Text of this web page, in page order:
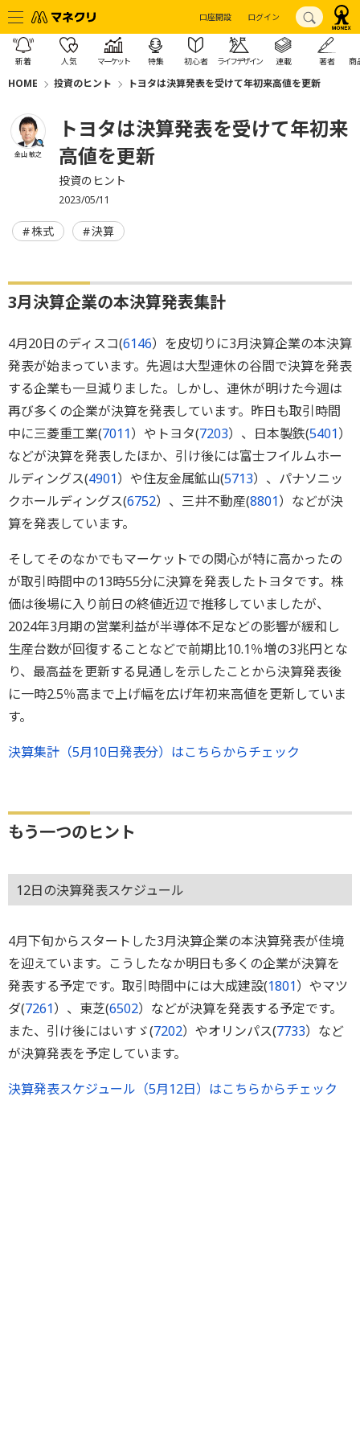
口座開設 ログイン
新着 人気 マーケット 特集 初心者 ライフデザイン 連載 著者 商
HOME 投資のヒント トヨタは決算発表を受けて年初来高値を更新
金山 敏之
トヨタは決算発表を受けて年初来
高値を更新
投資のヒント
2023/05/11
株式 決算
3月決算企業の本決算発表集計
4月20日のディスコ(6146）を皮切りに3月決算企業の本決算
発表が始まっています。先週は大型連休の谷間で決算を発表
する企業も一旦減りました。しかし、連休が明けた今週は
再び多くの企業が決算を発表しています。昨日も取引時間
中に三菱重工業(7011）やトヨタ(7203）、日本製鉄(5401）
などが決算を発表したほか、引け後には富士フイルムホー
ルディングス(4901）や住友金属鉱山(5713）、パナソニッ
クホールディングス(6752）、三井不動産(8801）などが決
算を発表しています。
そしてそのなかでもマーケットでの関心が特に高かったの
が取引時間中の13時55分に決算を発表したトヨタです。株
価は後場に入り前日の終値近辺で推移していましたが、
2024年3月期の営業利益が半導体不足などの影響が緩和し
生産台数が回復することなどで前期比10.1％増の3兆円とな
り、最高益を更新する見通しを示したことから決算発表後
に一時2.5％高まで上げ幅を広げ年初来高値を更新していま
す。
決算集計（5月10日発表分）はこちらからチェック
もう一つのヒント
12日の決算発表スケジュール
4月下旬からスタートした3月決算企業の本決算発表が佳境
を迎えています。こうしたなか明日も多くの企業が決算を
発表する予定です。取引時間中には大成建設(1801）やマツ
ダ(7261）、東芝(6502）などが決算を発表する予定です。
また、引け後にはいすゞ(7202）やオリンパス(7733）など
が決算発表を予定しています。
決算発表スケジュール（5月12日）はこちらからチェック